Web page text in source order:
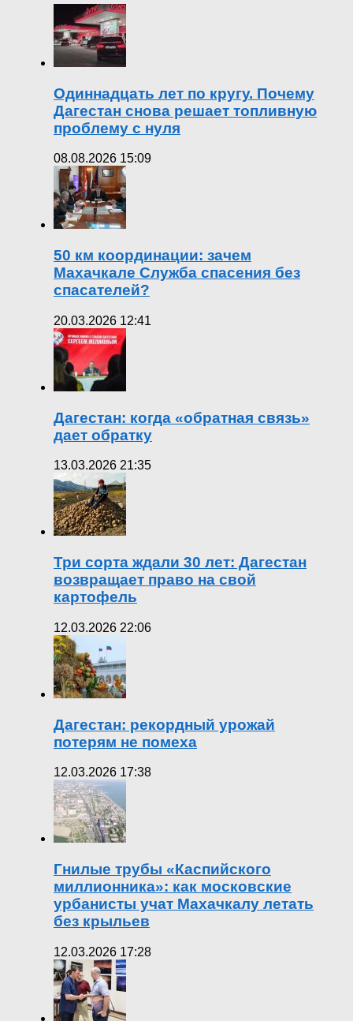
Одиннадцать лет по кругу. Почему
Дагестан снова решает топливную
проблему с нуля
08.08.2026 15:09
50 км координации: зачем
Махачкале Служба спасения без
спасателей?
20.03.2026 12:41
Дагестан: когда «обратная связь»
дает обратку
13.03.2026 21:35
Три сорта ждали 30 лет: Дагестан
возвращает право на свой
картофель
12.03.2026 22:06
Дагестан: рекордный урожай
потерям не помеха
12.03.2026 17:38
Гнилые трубы «Каспийского
миллионника»: как московские
урбанисты учат Махачкалу летать
без крыльев
12.03.2026 17:28